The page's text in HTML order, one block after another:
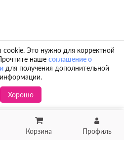
Корзина Профиль
Это нужно для корректной
наше соглашение о
для получения дополнительной
информации.
Хорошо